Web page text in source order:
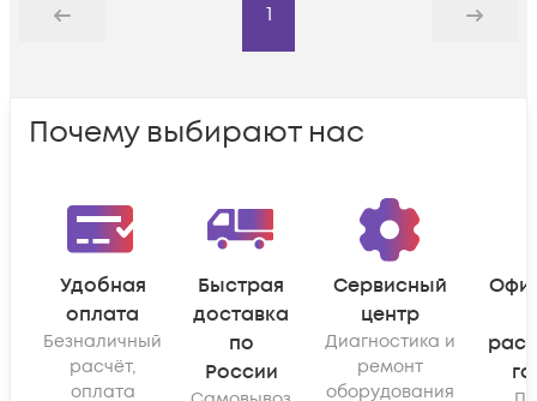
Назад
1
Дальше
Почему выбирают нас
Удобная
оплата
Безналичный
расчёт,
оплата
Быстрая
доставка
по
России
Сервисный
центр
Диагностика и
ремонт
оборудования